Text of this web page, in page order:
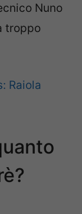
Nuno
troppo
Raiola